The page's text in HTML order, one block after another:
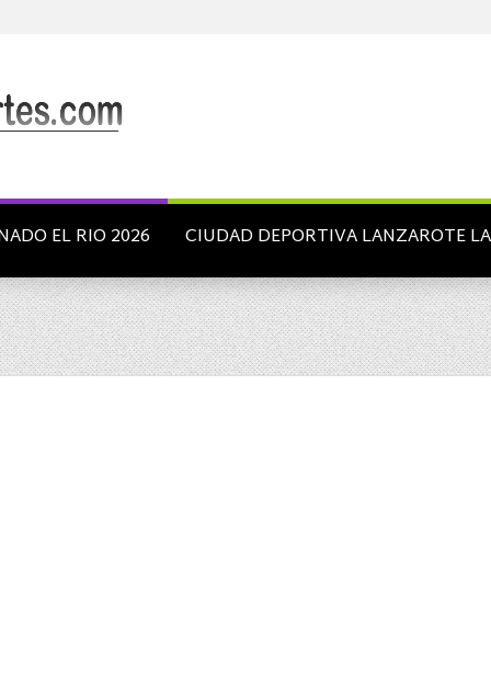
EL RIO 2026 CIUDAD DEPORTIVA LANZAROTE